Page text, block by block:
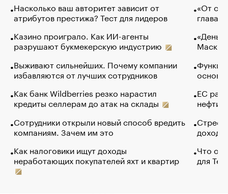
Насколько ваш авторитет зависит от
атрибутов престижа? Тест для лидеров
Казино проиграло. Как ИИ-агенты
разрушают букмекерскую индустрию
Выживают сильнейших. Почему компании
избавляются от лучших сотрудников
Как банк Wildberries резко нарастил
кредиты селлерам до атак на склады
Сотрудники открыли новый способ вредить
компаниям. Зачем им это
Как налоговики ищут доходы
неработающих покупателей яхт и квартир
«От
глава
Маск в
основ
ЕС
нефти
Что
для